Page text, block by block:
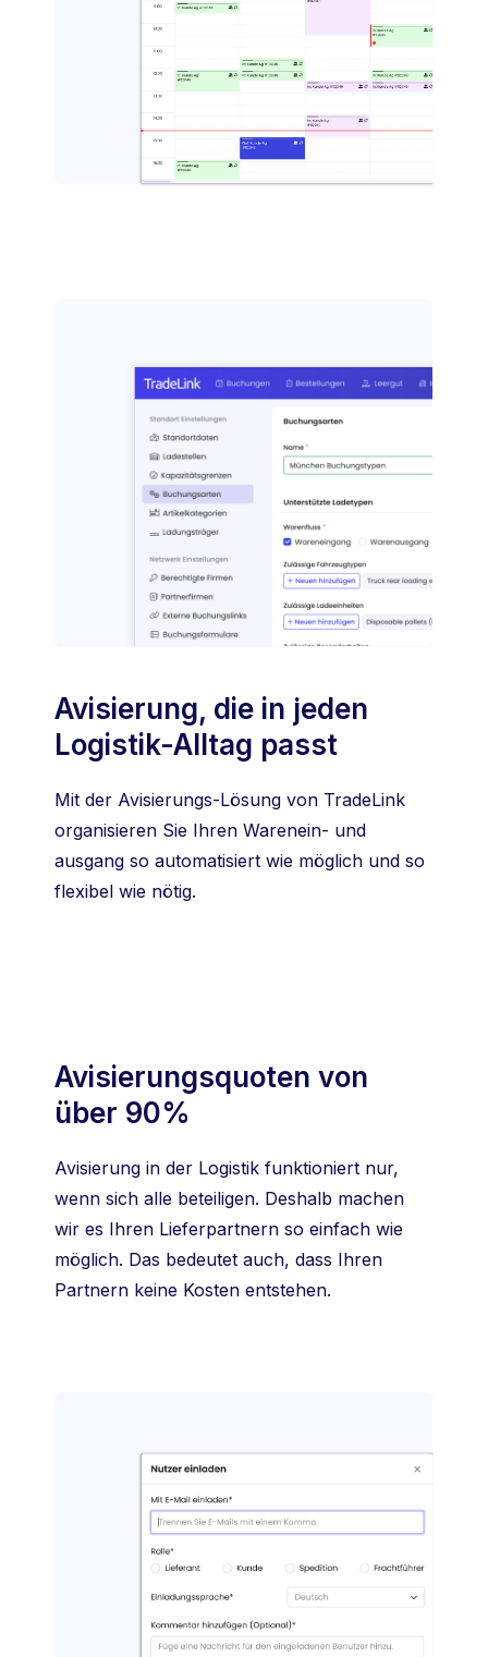
Avisierung, die in jeden
Logistik-Alltag passt
Mit der Avisierungs-Lösung von TradeLink
organisieren Sie Ihren Warenein- und
ausgang so automatisiert wie möglich und so
flexibel wie nötig.
Avisierungsquoten von
über 90%
Avisierung in der Logistik funktioniert nur,
wenn sich alle beteiligen. Deshalb machen
wir es Ihren Lieferpartnern so einfach wie
möglich. Das bedeutet auch, dass Ihren
Partnern keine Kosten entstehen.